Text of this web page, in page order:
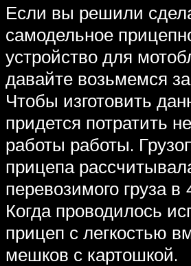
Если вы решили
самодельное
устройство для
давайте возьмемся
Чтобы изготовить
придется потратить
работы работы.
прицепа
перевозимого груза в
Когда проводилось
прицеп с легкостью
мешков с картошкой.